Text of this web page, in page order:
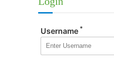
Username *